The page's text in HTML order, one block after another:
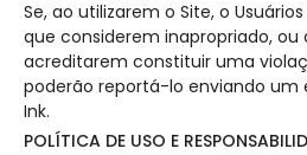
Se, ao utilizarem o Site, o
que considerem inapropriado,
acreditarem constituir uma
poderão reportá-lo enviando um
Ink.
POLÍTICA DE USO E